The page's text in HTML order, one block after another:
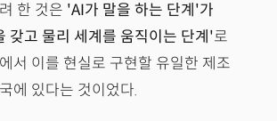
한 것은 'AI가 말을 하는 단계'가
갖고 물리 세계를 움직이는 단계'로
서 이를 현실로 구현할 유일한 제조
에 있다는 것이었다.